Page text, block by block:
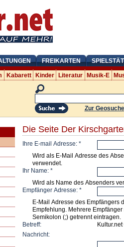
FREIKARTEN
Kabarett Kinder Literatur Musik-E
Zur Geosuche
Die Seite Der
Ihre E-mail Adresse: *
Wird als E-Mail Adresse des
verwendet.
Ihr Name: *
Wird als Name des Absenders
Empfänger Adresse: *
E-Mail Adresse des Empfängers
Empfehlung. Mehrere Empfänger
Semikolon (;) getrennt eintragen.
Betreff:
Nachricht: